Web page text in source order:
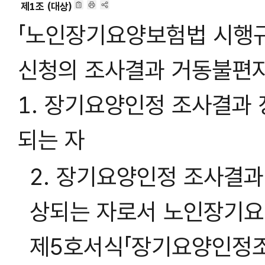
제1조 (대상)
「노인장기요양보험법 시
신청의 조사결과 거동불편
1. 장기요양인정 조사결과
되는 자
2. 장기요양인정 조사결
상되는 자로서 노인장기
제5호서식「장기요양인정